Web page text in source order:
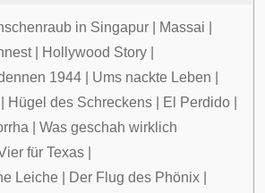
in Singapur Massai
| Hollywood Story
1944 Ums nackte Leben
Hügel des Schreckens El Perdido
Was geschah wirklich
für Texas
Leiche
Der Flug des Phönix